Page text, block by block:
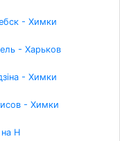
- Химки
- Харьков
- Химки
- Химки
H